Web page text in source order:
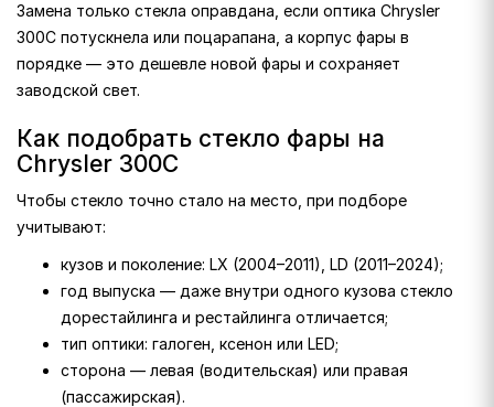
Замена только стекла оправдана, если оптика Chrysler
300C потускнела или поцарапана, а корпус фары в
порядке — это дешевле новой фары и сохраняет
заводской свет.
Как подобрать стекло фары на
Chrysler 300C
Чтобы стекло точно стало на место, при подборе
учитывают:
кузов и поколение: LX (2004–2011), LD (2011–2024);
год выпуска — даже внутри одного кузова стекло
дорестайлинга и рестайлинга отличается;
тип оптики: галоген, ксенон или LED;
сторона — левая (водительская) или правая
(пассажирская).